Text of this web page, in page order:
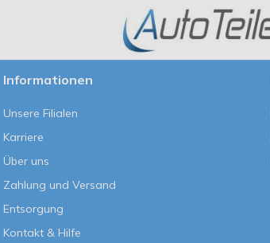
Informationen
Unsere Filialen
Karriere
Über uns
Zahlung und Versand
Entsorgung
Kontakt & Hilfe